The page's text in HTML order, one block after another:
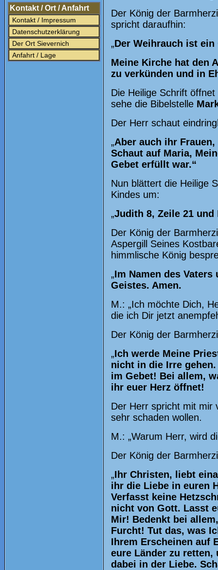
Kontakt / Ort / Anfahrt
Kontakt / Impressum
Datenschutzerklärung
Der Ort Sievernich
Anfahrt / Lage
Der König der
spricht daraufhin:
„Der Weihrauch ist
Meine Kirche hat den
zu verkünden und in
Die Heilige Schrift
sehe die Bibelstelle
Der Herr schaut
„Aber auch ihr
Schaut auf Maria,
Gebet erfüllt war.“
Nun blättert die Heilige
Kindes um:
„Judith 8, Zeile 21 und
Der König der
Aspergill Seines
himmlische König
„Im Namen des
Geistes. Amen.
M.: „Ich möchte Dich,
die ich Dir jetzt
Der König der
„Ich werde Meine
nicht in die Irre
im Gebet! Bei allem,
ihr euer Herz öffnet!
Der Herr spricht mit mir
sehr schaden wollen.
M.: „Warum Herr, wird
Der König der
„Ihr Christen, liebt
ihr die Liebe in euren
Verfasst keine
nicht von Gott. Lasst
Mir! Bedenkt bei
Furcht! Tut das, was
Ihrem Erscheinen auf
eure Länder zu
dabei in der Liebe.